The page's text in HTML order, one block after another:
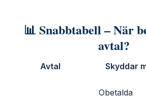
📊 Snabbtabell – När
avtal?
Avtal Skyddar
Obetalda